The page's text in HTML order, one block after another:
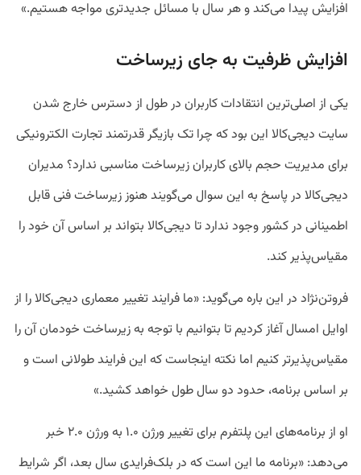
افزایش پیدا می‌کند و هر سال با مسائل جدیدتری مواجه هستیم.»
افزایش ظرفیت به جای زیرساخت
یکی از اصلی‌ترین انتقادات کاربران در طول از دسترس خارج شدن
سایت دیجی‌کالا این بود که چرا تک بازیگر قدرتمند تجارت الکترونیکی
برای مدیریت حجم بالای کاربران زیرساخت مناسبی ندارد؟ مدیران
دیجی‌کالا در پاسخ به این سوال می‌گویند هنوز زیرساخت فنی قابل
اطمینانی در کشور وجود ندارد تا دیجی‌کالا بتواند بر اساس آن خود را
مقیاس‌پذیر کند.
فروتن‌نژاد در این باره می‌گوید:‌ «ما فرایند تغییر معماری دیجی‌کالا را از
اوایل امسال آغاز کردیم تا بتوانیم با توجه به زیرساخت خودمان آن را
مقیاس‌پذیرتر کنیم اما نکته اینجاست که این فرایند طولانی است و
بر اساس برنامه، حدود دو سال طول خواهد کشید.»
او از برنامه‌های این پلتفرم برای تغییر ورژن ۱.۰ به ورژن ۲.۰ خبر
می‌دهد:‌ «برنامه ما این است که در بلک‌فرایدی سال بعد، اگر شرایط